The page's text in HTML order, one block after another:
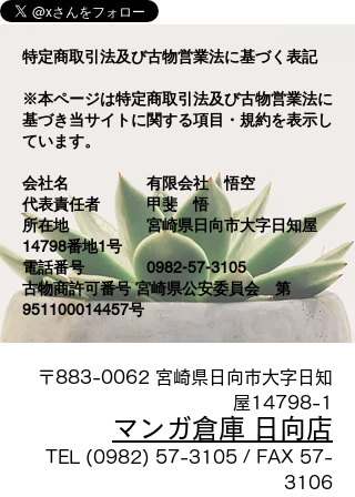
特定商取引法及び古物営業法に基づく表記
​※本ページは特定商取引法及び古物営業法に
基づき当サイトに関する項目・規約を表示し
ています。
会社名 有限会社 悟空
代表責任者 甲斐 悟
所在地 宮崎県日向市大字日知屋
14798番地1号
電話番号0982-57-3105
古物商許可番号 宮崎県公安委員会 第
951100014457号
​〒883-0062 宮崎県日向市大字日知
屋14798-1
マンガ倉庫 日向店
TEL (0982) 57-3105 / FAX 57-
3106